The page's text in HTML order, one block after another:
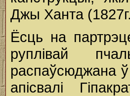
Джы Ханта
Ёсць на
руплівай
распаўсюджана
апісвалі